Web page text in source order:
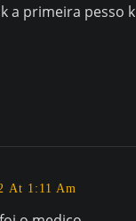
a primeira pesso
At 1:11 Am